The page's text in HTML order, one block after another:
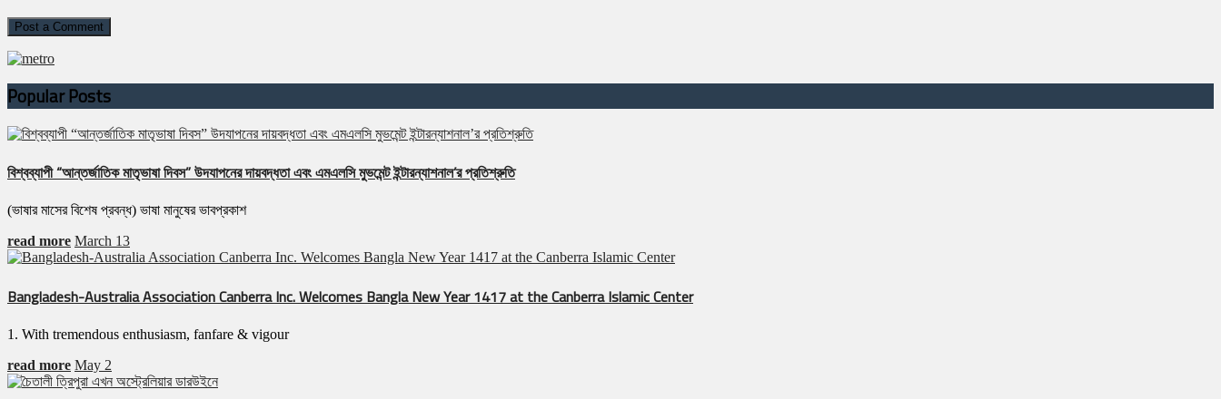
Popular Posts
বিশ্বব্যাপী “আন্তর্জাতিক মাতৃভাষা দিবস” উদযাপনের দায়বদ্ধতা এবং এমএলসি মুভমেন্ট ইন্টারন্যাশনাল’র প্রতিশ্রুতি
(ভাষার মাসের বিশেষ প্রবন্ধ) ভাষা মানুষের ভাবপ্রকাশ
read more March 13
Bangladesh-Australia Association Canberra Inc. Welcomes Bangla New Year 1417 at the Canberra Islamic Center
1. With tremendous enthusiasm, fanfare & vigour
read more May 2